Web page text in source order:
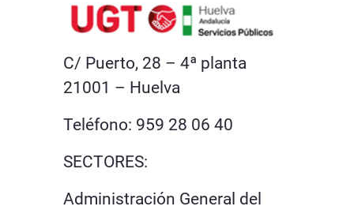
C/ Puerto, 28 – 4ª planta
21001 – Huelva
Teléfono: 959 28 06 40
SECTORES:
Administración General del